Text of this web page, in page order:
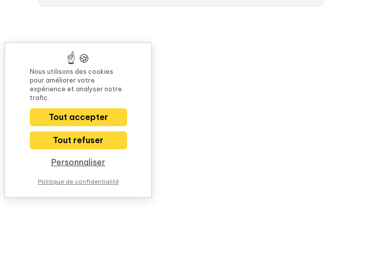
Nous utilisons des cookies
pour améliorer votre
expérience et analyser notre
trafic.
Tout accepter
Tout refuser
Personnaliser
Politique de confidentialité